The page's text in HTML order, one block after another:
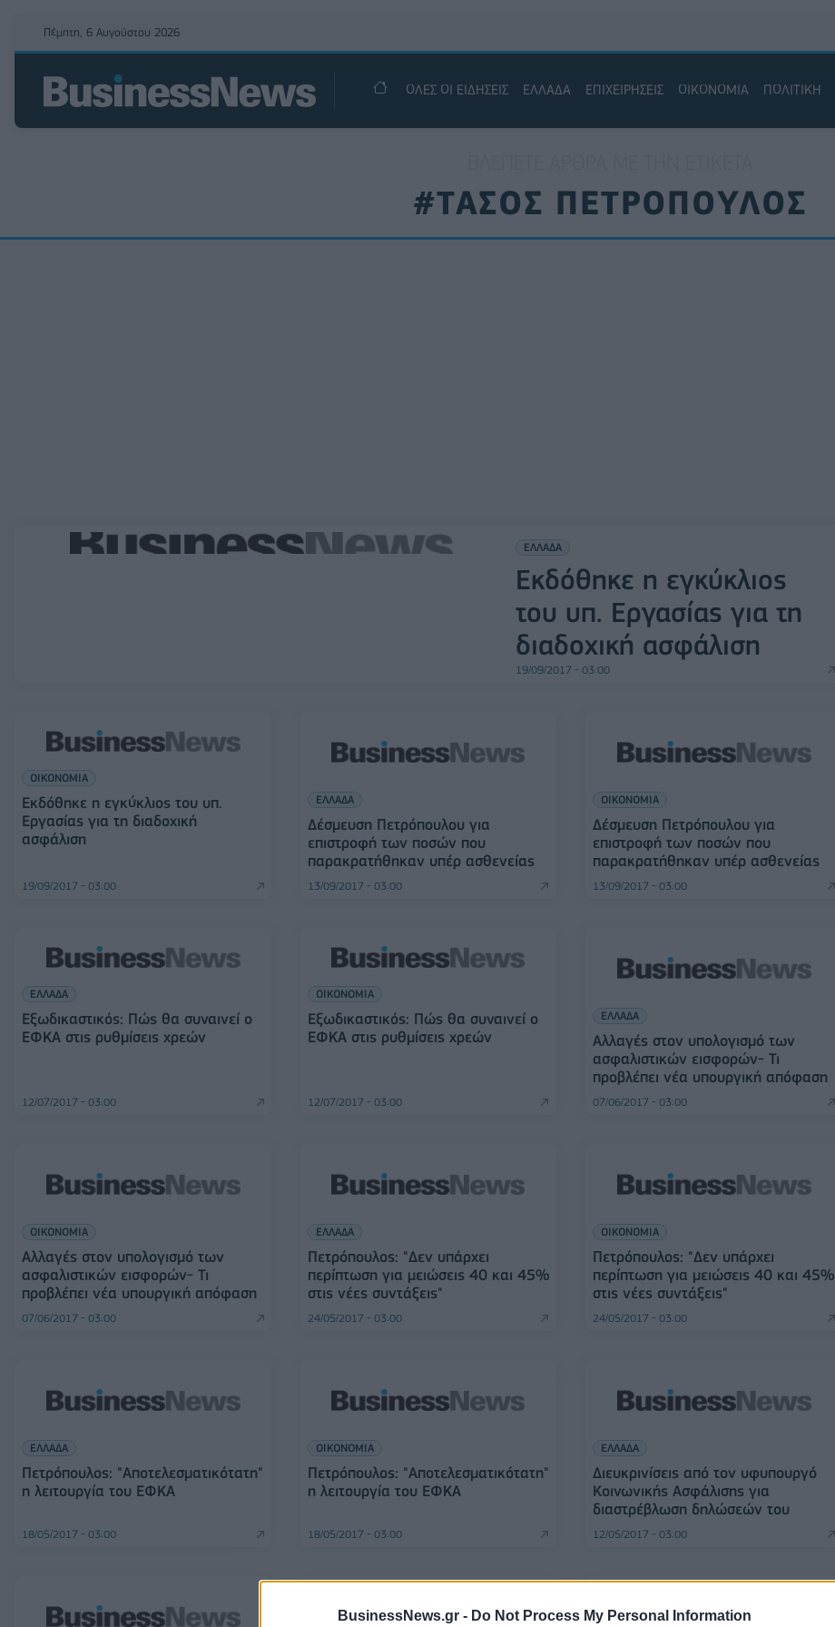
BusinessNews.gr - Do Not Process My Personal Information
Πέμπτη, 6 Αυγούστου 2026
ΟΛΕΣ ΟΙ ΕΙΔΗΣΕΙΣ ΕΛΛΑΔΑ ΕΠΙΧΕΙΡΗΣΕΙΣ ΟΙΚΟΝΟΜΙΑ ΠΟΛΙΤΙΚΗ
#ΤΑΣΟΣ ΠΕΤΡΟΠΟΥΛΟΣ
ΕΛΛΑΔΑ
Εκδόθηκε η εγκύκλιος
του υπ. Εργασίας για τη
διαδοχική ασφάλιση
19/09/2017 - 03:00
ΟΙΚΟΝΟΜΙΑ
Εκδόθηκε η εγκύκλιος του υπ.
Εργασίας για τη διαδοχική
ασφάλιση
19/09/2017 - 03:00
ΕΛΛΑΔΑ
Δέσμευση Πετρόπουλου για
επιστροφή των ποσών που
παρακρατήθηκαν υπέρ ασθενείας
13/09/2017 - 03:00
ΟΙΚΟΝΟΜΙΑ
Δέσμευση Πετρόπουλου για
επιστροφή των ποσών που
παρακρατήθηκαν υπέρ ασθενείας
13/09/2017 - 03:00
ΕΛΛΑΔΑ
Εξωδικαστικός: Πώς θα συναινεί ο
ΕΦΚΑ στις ρυθμίσεις χρεών
12/07/2017 - 03:00
ΟΙΚΟΝΟΜΙΑ
Εξωδικαστικός: Πώς θα συναινεί ο
ΕΦΚΑ στις ρυθμίσεις χρεών
12/07/2017 - 03:00
ΕΛΛΑΔΑ
Αλλαγές στον υπολογισμό των
ασφαλιστικών εισφορών- Τι
προβλέπει νέα υπουργική απόφαση
07/06/2017 - 03:00
ΟΙΚΟΝΟΜΙΑ
Αλλαγές στον υπολογισμό των
ασφαλιστικών εισφορών- Τι
προβλέπει νέα υπουργική απόφαση
07/06/2017 - 03:00
ΕΛΛΑΔΑ
Πετρόπουλος: "Δεν υπάρχει
περίπτωση για μειώσεις 40 και 45%
στις νέες συντάξεις"
24/05/2017 - 03:00
ΟΙΚΟΝΟΜΙΑ
Πετρόπουλος: "Δεν υπάρχει
περίπτωση για μειώσεις 40 και 45%
στις νέες συντάξεις"
24/05/2017 - 03:00
ΕΛΛΑΔΑ
Πετρόπουλος: "Αποτελεσματικότατη"
η λειτουργία του ΕΦΚΑ
18/05/2017 - 03:00
ΟΙΚΟΝΟΜΙΑ
Πετρόπουλος: "Αποτελεσματικότατη"
η λειτουργία του ΕΦΚΑ
18/05/2017 - 03:00
ΕΛΛΑΔΑ
Διευκρινίσεις από τον υφυπουργό
Κοινωνικής Ασφάλισης για
διαστρέβλωση δηλώσεών του
12/05/2017 - 03:00